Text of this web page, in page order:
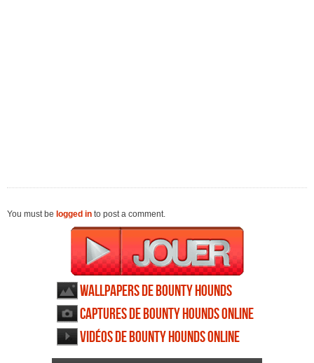
You must be logged in to post a comment.
Wallpapers de Bounty Hounds
Online
Captures de Bounty Hounds Online
Vidéos de Bounty Hounds Online